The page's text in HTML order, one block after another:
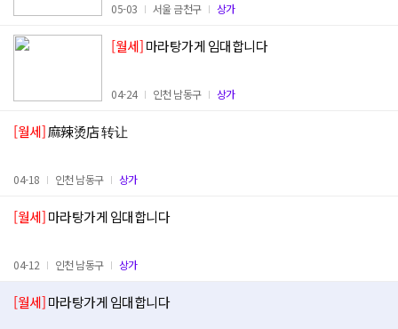
05-03 서울 금천구 상가
[월세]마라탕가게 임대합니다
04-24 인천 남동구 상가
[월세]麻辣烫店 转让
04-18 인천 남동구 상가
[월세]마라탕가게 임대합니다
04-12 인천 남동구 상가
[월세]마라탕가게 임대합니다